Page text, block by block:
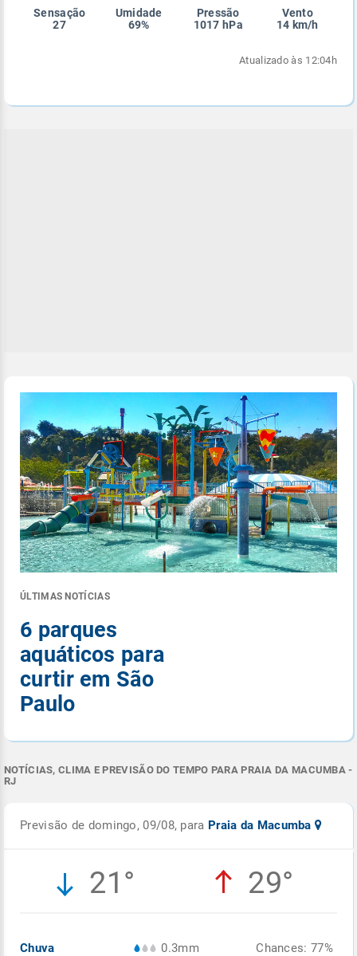
Sensação
27
Umidade
69%
Pressão
1017 hPa
Vento
14 km/h
Atualizado às 12:04h
ÚLTIMAS NOTÍCIAS
6 parques
aquáticos para
curtir em São
Paulo
NOTÍCIAS, CLIMA E PREVISÃO DO TEMPO PARA PRAIA DA MACUMBA -
RJ
Previsão de domingo, 09/08, para Praia da Macumba
21° 29°
Chuva
0.3mm
Chances: 77%
Enviar
Enviar
Enviar
Enviar
Enviar